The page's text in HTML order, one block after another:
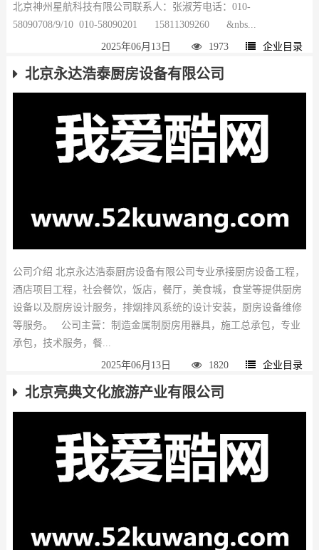
北京神州星航科技有限公司联系人：张淑芳电话：010-
58090708/9/10 010-58090201 15811309260 &nbs...
2025年06月13日 1973 企业目录
北京永达浩泰厨房设备有限公司
公司介绍 北京永达浩泰厨房设备有限公司专业承接厨房设备工程，
酒店项目工程，社会餐饮，饭店，餐厅，美食城，食堂等提供厨房
设备以及厨房设计服务，排烟排风系统的设计安装，厨房设备维修
等服务。 公司主营：制造金属制厨房用器具，施工总承包，专业
承包，技术服务，餐...
2025年06月13日 1820 企业目录
北京亮典文化旅游产业有限公司